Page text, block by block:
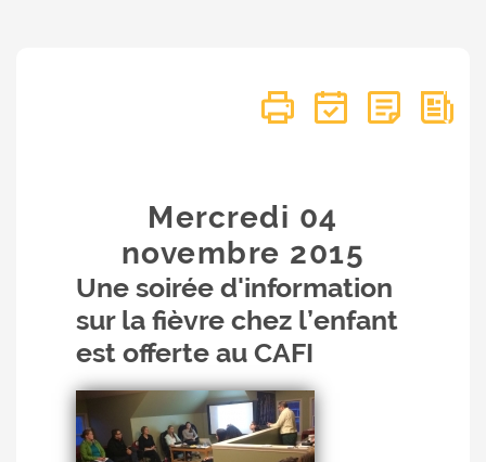
Mercredi 04
novembre 2015
Une soirée d'information
sur la fièvre chez l’enfant
est offerte au CAFI